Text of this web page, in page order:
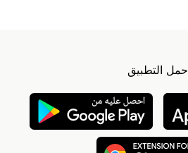
حمل التطبيق